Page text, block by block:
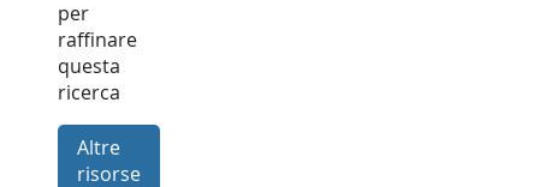
per
raffinare
questa
ricerca
Altre
risorse